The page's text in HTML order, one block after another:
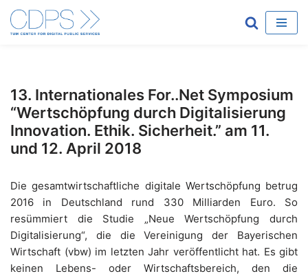
Zum
13. Internationales For..Net Symposium
“Wertschöpfung durch Digitalisierung
Innovation. Ethik. Sicherheit.” am 11.
und 12. April 2018
Die gesamtwirtschaftliche digitale Wertschöpfung betrug
2016 in Deutschland rund 330 Milliarden Euro. So
resümmiert die Studie „Neue Wertschöpfung durch
Digitalisierung“, die die Vereinigung der Bayerischen
Wirtschaft (vbw) im letzten Jahr veröffentlicht hat. Es gibt
keinen Lebens- oder Wirtschaftsbereich, den die